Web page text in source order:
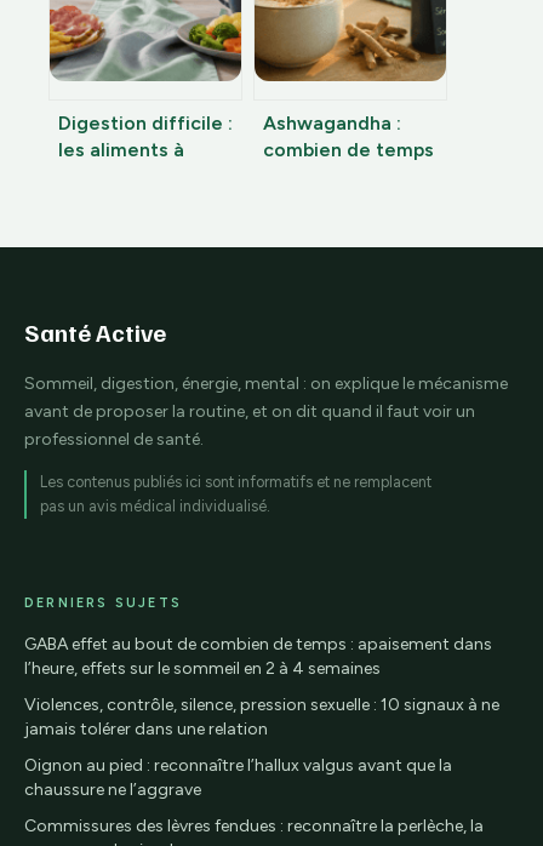
Digestion difficile :
les aliments à
Ashwagandha :
combien de temps
Santé Active
Sommeil, digestion, énergie, mental : on explique le mécanisme
avant de proposer la routine, et on dit quand il faut voir un
professionnel de santé.
Les contenus publiés ici sont informatifs et ne remplacent
pas un avis médical individualisé.
DERNIERS SUJETS
GABA effet au bout de combien de temps : apaisement dans
l’heure, effets sur le sommeil en 2 à 4 semaines
Violences, contrôle, silence, pression sexuelle : 10 signaux à ne
jamais tolérer dans une relation
Oignon au pied : reconnaître l’hallux valgus avant que la
chaussure ne l’aggrave
Commissures des lèvres fendues : reconnaître la perlèche, la